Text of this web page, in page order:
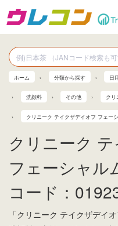
ホーム 分類から探す 日
洗顔料 その他 クリ
クリニーク テイクザデイオフ フェー
クリニーク
フェーシャル
コード：
「クリニーク テイクザデイ